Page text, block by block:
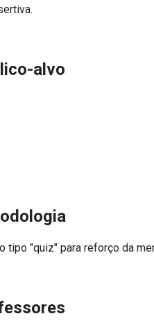
alvo
"quiz" para reforço da